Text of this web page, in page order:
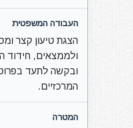
הצגת טיעון קצר
ולממצאים, חידוד
ובקשה לתעד
המרכזיים.